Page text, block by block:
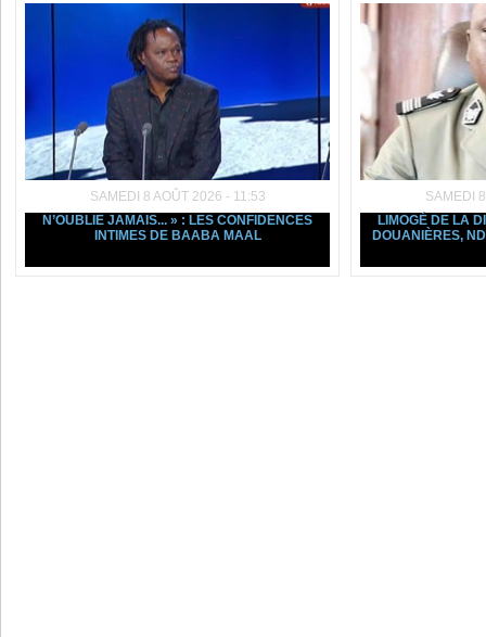
SAMEDI 8 AOÛT 2026 - 11:53
N’OUBLIE JAMAIS... » : LES CONFIDENCES
INTIMES DE BAABA MAAL
SAMEDI
LIMOGÉ DE LA
DOUANIÈRES,